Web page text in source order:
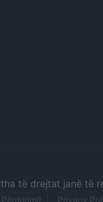
të drejtat janë të
Privacy